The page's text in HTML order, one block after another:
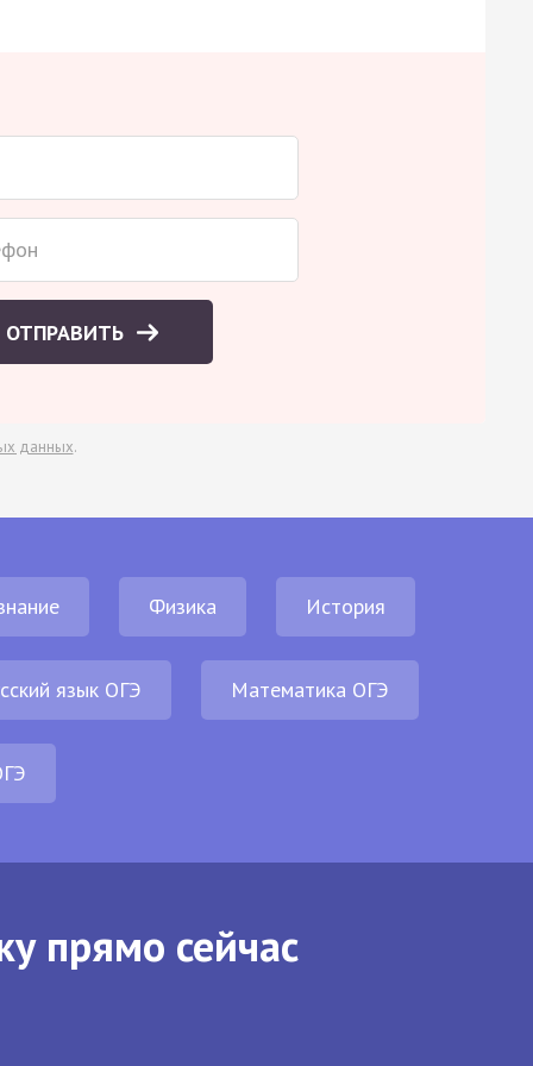
ОТПРАВИТЬ
данных.
Физика История
язык ОГЭ Математика ОГЭ
прямо сейчас